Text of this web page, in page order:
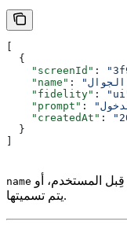
  {
    "screenId"
:
    "name"
:
    "fidelity"
:
    "prompt"
:
    "createdAt"
:
  }
name
يتم تسميتها.